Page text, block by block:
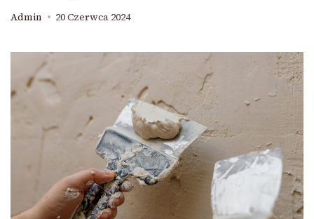
Admin 20 Czerwca 2024